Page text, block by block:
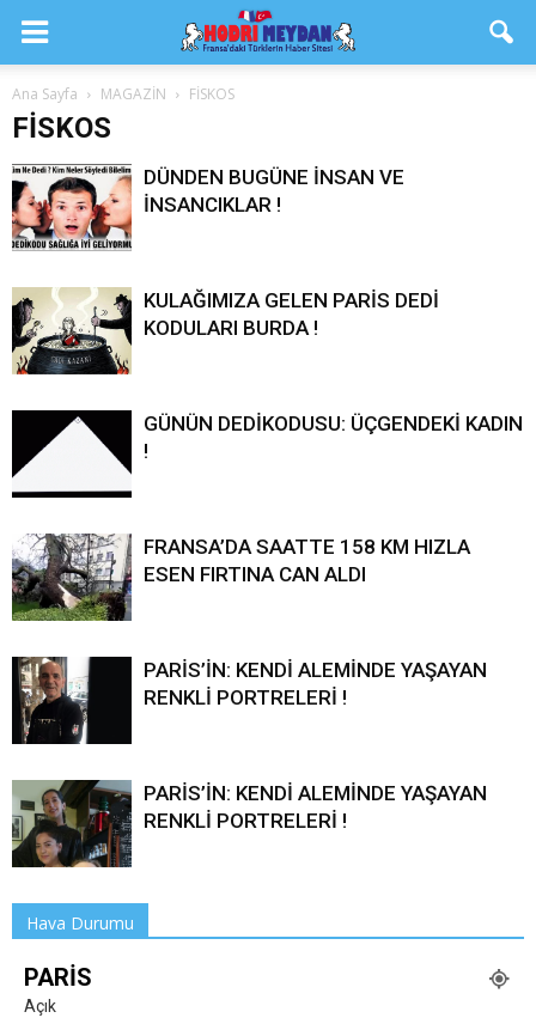
Ana Sayfa MAGAZİN FİSKOS
FİSKOS
DÜNDEN BUGÜNE İNSAN VE
İNSANCIKLAR !
KULAĞIMIZA GELEN PARİS DEDİ
KODULARI BURDA !
GÜNÜN DEDİKODUSU: ÜÇGENDEKİ KADIN
!
FRANSA’DA SAATTE 158 KM HIZLA
ESEN FIRTINA CAN ALDI
PARİS’İN: KENDİ ALEMİNDE YAŞAYAN
RENKLİ PORTRELERİ !
PARİS’İN: KENDİ ALEMİNDE YAŞAYAN
RENKLİ PORTRELERİ !
Hava Durumu
PARIS
Açık